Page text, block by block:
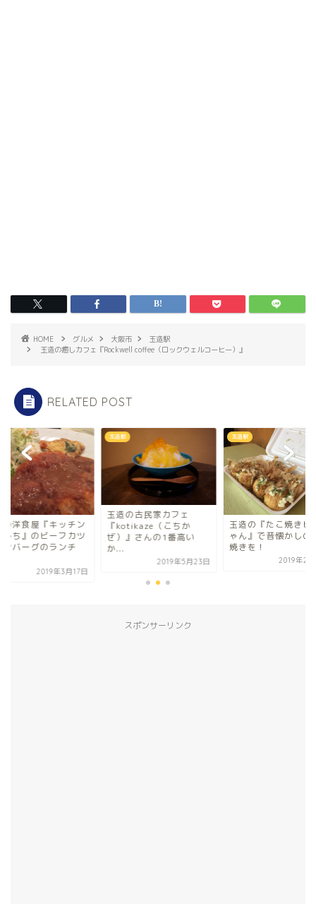
HOME グルメ 大阪市
玉造駅
玉造の癒しカフェ『Rockwell coffee（ロックウェルコーヒー）』
RELATED POST
の古民家カフェ
（こちか
』さんの1番高い
玉造駅
玉造の『たこ焼きヒロち
ゃん』で昔懐かしのたこ
焼きを！
2019年2月28日
玉造駅
玉造の洋食屋『キッ
むらうち』のビーフ
とハンバーグのラン
スポンサーリンク